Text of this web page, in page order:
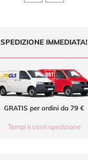
SPEDIZIONE IMMEDIATA!
GRATIS per ordini da 79 €
Tempi e costi spedizione